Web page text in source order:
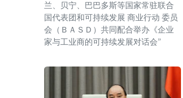
兰、贝宁、巴巴多斯等国家常驻联合
国代表团和可持续发展 商业行动 委员
会（ＢＡＳＤ）共同配合举办《企业
家与工业商的可持续发展对话会”